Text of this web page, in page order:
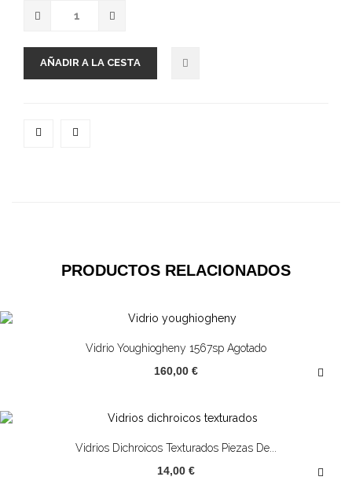
AÑADIR A LA CESTA
PRODUCTOS RELACIONADOS
Vidrio Youghiogheny 1567sp Agotado
160,00 €
Vidrios Dichroicos Texturados Piezas De...
14,00 €